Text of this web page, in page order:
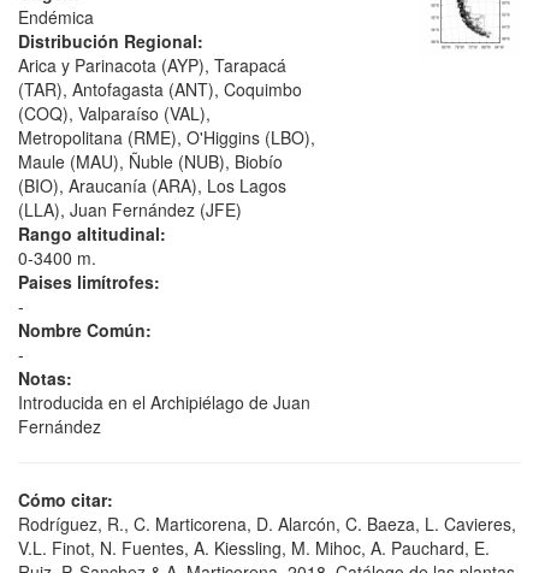
Endémica
Distribución Regional:
Arica y Parinacota (AYP), Tarapacá
(TAR), Antofagasta (ANT), Coquimbo
(COQ), Valparaíso (VAL),
Metropolitana (RME), O'Higgins (LBO),
Maule (MAU), Ñuble (NUB), Biobío
(BIO), Araucanía (ARA), Los Lagos
(LLA), Juan Fernández (JFE)
Rango altitudinal:
0-3400 m.
Paises limítrofes:
-
Nombre Común:
-
Notas:
Introducida en el Archipiélago de Juan
Fernández
Cómo citar:
Rodríguez, R., C. Marticorena, D. Alarcón, C. Baeza, L. Cavieres,
V.L. Finot, N. Fuentes, A. Kiessling, M. Mihoc, A. Pauchard, E.